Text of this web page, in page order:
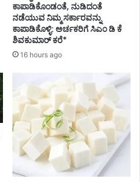
ಕಾಪಾಡಿಕೊಂಡಂತೆ, ನುಡಿದಂತೆ
ನಡೆಯುವ ನಿಮ್ಮ ಸರ್ಕಾರವನ್ನು
ಕಾಪಾಡಿಕೊಳ್ಳಿ: ಅರ್ಚಕರಿಗೆ ಸಿಎಂ ಡಿ ಕೆ
ಶಿವಕುಮಾರ್ ಕರೆ*
16 hours ago